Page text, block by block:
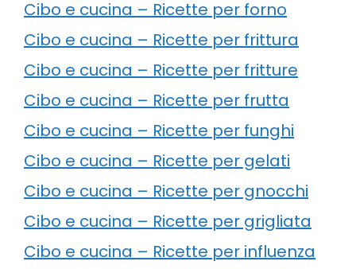
Cibo e cucina – Ricette per forno
Cibo e cucina – Ricette per frittura
Cibo e cucina – Ricette per fritture
Cibo e cucina – Ricette per frutta
Cibo e cucina – Ricette per funghi
Cibo e cucina – Ricette per gelati
Cibo e cucina – Ricette per gnocchi
Cibo e cucina – Ricette per grigliata
Cibo e cucina – Ricette per influenza